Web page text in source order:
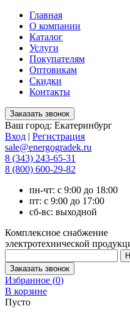
Главная
О компании
Каталог
Услуги
Покупателям
Оптовикам
Скидки
Контакты
Ваш город: Екатеринбург
Вход | Регистрация
sale@energogradek.ru
8 (343) 243-65-31
8 (800) 600-29-82
пн-чт: с 9:00 до 18:00
пт: с 9:00 до 17:00
сб-вс: выходной
Комплексное снабжение
электротехнической
Избранное (0)
В корзине
Пусто